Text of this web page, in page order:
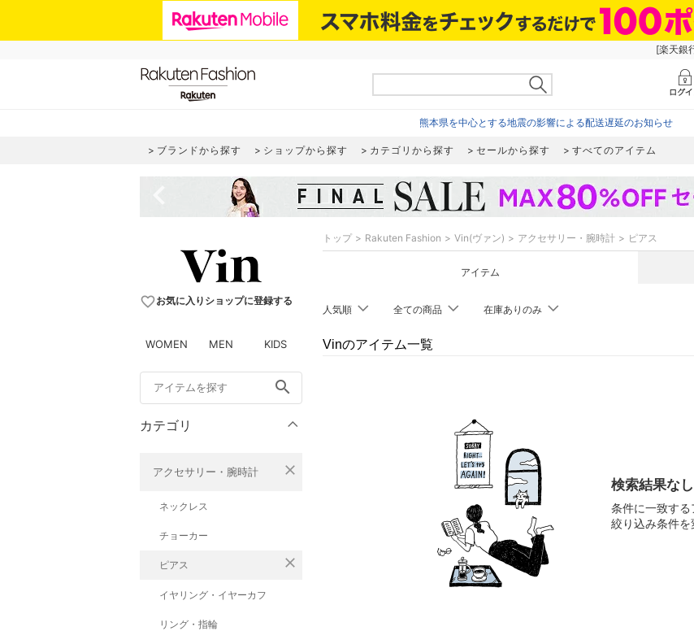
[楽天銀
熊本県を中心とする地震の影響による配送遅延のお知らせ
ブランドから探す ショップから探す カテゴリから探す セールから探す すべてのアイテム
favorite_borderお気に入りショップに登録する
WOMEN MEN KIDS
search
カテゴリ
アクセサリー・腕時計 close
ネックレス
チョーカー
ピアス close
イヤリング・イヤーカフ
リング・指輪
トップ Rakuten Fashion Vin(ヴァン) アクセサリー・腕時計 ピアス
アイテム
人気順 全ての商品 在庫ありのみ
Vinのアイテム一覧
検索結果なし
条件に一致す
絞り込み条件